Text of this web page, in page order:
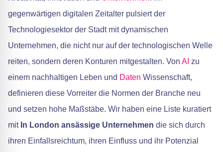
gegenwärtigen digitalen Zeitalter pulsiert der
Technologiesektor der Stadt mit dynamischen
Unternehmen, die nicht nur auf der technologischen Welle
reiten, sondern deren Konturen mitgestalten. Von AI zu
einem nachhaltigen Leben und Daten Wissenschaft,
definieren diese Vorreiter die Normen der Branche neu
und setzen hohe Maßstäbe. Wir haben eine Liste kuratiert
mit In London ansässige Unternehmen die sich durch
ihren Einfallsreichtum, ihren Einfluss und ihr Potenzial